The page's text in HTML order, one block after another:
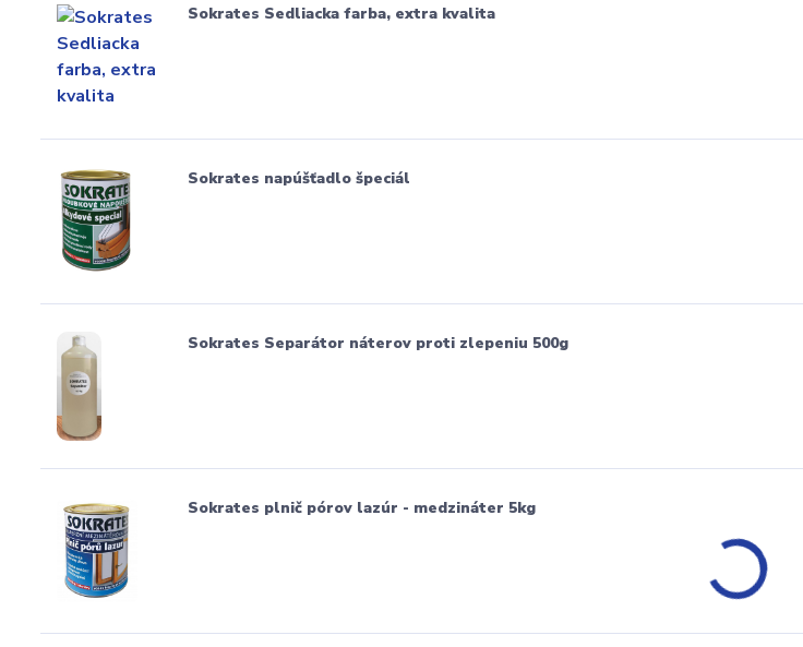
Sokrates Sedliacka farba, extra kvalita
Sokrates napúšťadlo špeciál
Sokrates Separátor náterov proti zlepeniu 500g
Sokrates plnič pórov lazúr - medzináter 5kg